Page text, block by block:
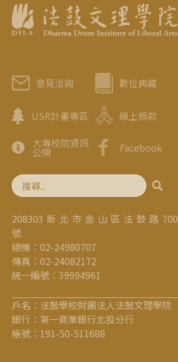
意見洽詢 數位典藏
USR計畫專區
線上捐款
大專校院資訊
公開 Facebook
208303 新 北 市 金 山 區 法 鼓 路 700
號
總機：02-24980707
傳真：02-24082172
統一編號：39994961
戶名：法鼓學校財團法人法鼓文理學院
銀行：第一商業銀行北投分行
帳號：191-50-511688